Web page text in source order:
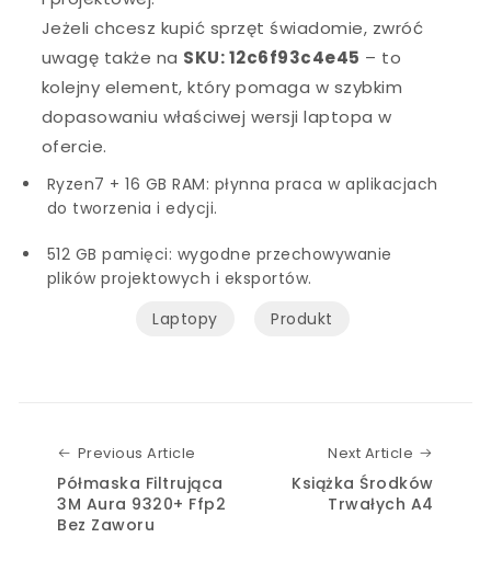
Jeżeli chcesz kupić sprzęt świadomie, zwróć
uwagę także na SKU: 12c6f93c4e45 – to
kolejny element, który pomaga w szybkim
dopasowaniu właściwej wersji laptopa w
ofercie.
Ryzen7 + 16 GB RAM: płynna praca w aplikacjach
do tworzenia i edycji.
512 GB pamięci: wygodne przechowywanie
plików projektowych i eksportów.
Laptopy
Produkt
Previous Article
Półmaska Filtrująca
3M Aura 9320+ Ffp2
Bez Zaworu
Next Article
Książka Środków
Trwałych A4